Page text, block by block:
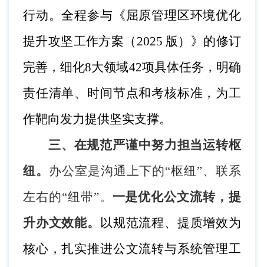
行动。全程参与《屈原管理区环境优化
提升攻坚工作方案（ 2025 版）》的修订
完善，细化8大领域42项具体任务，明确
责任清单、时间节点和考核标准，为工
作靶向发力提供坚实支撑。
三、在规范严谨中努力担当运转枢
纽。 办公室是沟通上下的“枢纽”、联系
左右的“纽带”。 一是优化公文流转，提
升办文效能。
以规范流程、提质增效为
核心，扎实推进公文流转与系统管理工